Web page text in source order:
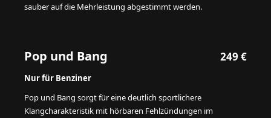
sauber auf die Mehrleistung abgestimmt werden.
Pop und Bang 249 €
Nur für Benziner
Pop und Bang sorgt für eine deutlich sportlichere
Klangcharakteristik mit hörbaren Fehlzündungen im